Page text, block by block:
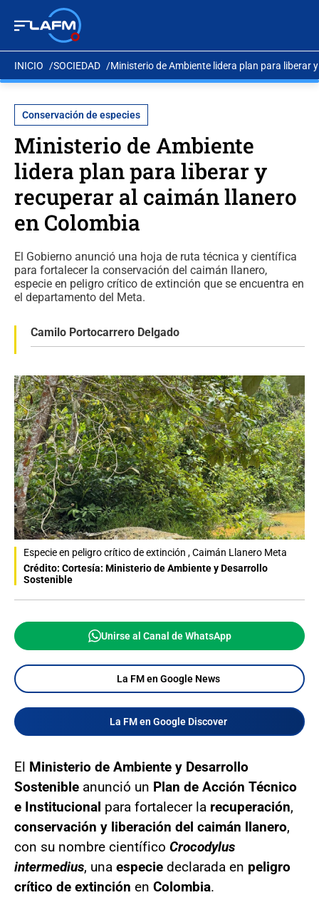
INICIO SOCIEDAD Ministerio de Ambiente lidera plan para liberar
Conservación de especies
Ministerio de Ambiente
lidera plan para liberar y
recuperar al caimán llanero
en Colombia
El Gobierno anunció una hoja de ruta técnica y científica
para fortalecer la conservación del caimán llanero,
especie en peligro crítico de extinción que se encuentra en
el departamento del Meta.
Camilo Portocarrero Delgado
Especie en peligro crítico de extinción , Caimán Llanero Meta
Crédito: Cortesía: Ministerio de Ambiente y Desarrollo
Sostenible
Unirse al Canal de WhatsApp
La FM en Google News
La FM en Google Discover
El Ministerio de Ambiente y Desarrollo
Sostenible anunció un Plan de Acción Técnico
e Institucional para fortalecer la recuperación,
conservación y liberación del caimán llanero,
con su nombre científico Crocodylus
intermedius, una especie declarada en peligro
crítico de extinción en Colombia.